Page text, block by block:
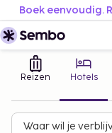
Boek eenvoudig.
Reizen Hotels
Waar wil je